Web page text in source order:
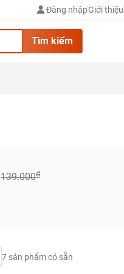
Đăng nhậpGiới thiệu
Tìm kiếm
139.000₫
7 sản phẩm có sẵn